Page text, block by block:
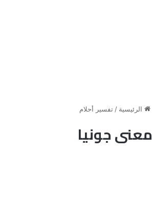
الرئيسية / تفسير أحلام
معنى جونيا